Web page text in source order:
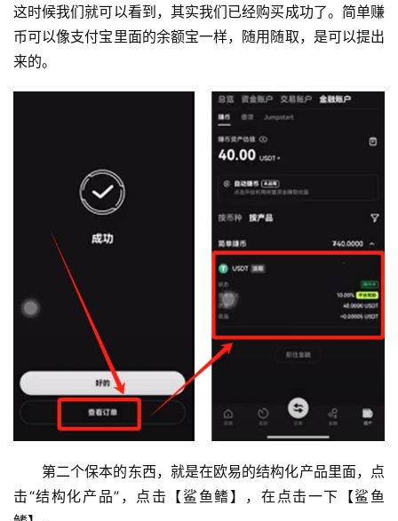
这时候我们就可以看到，其实我们已经购买成功了。简单赚
币可以像支付宝里面的余额宝一样，随用随取，是可以提出
来的。
第二个保本的东西，就是在欧易的结构化产品里面，点
击“结构化产品”，点击【鲨鱼鳍】，在点击一下【鲨鱼